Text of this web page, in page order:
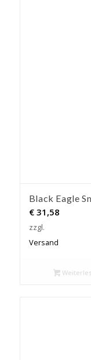
Black Eagle
€31,58
zzgl.
Versand